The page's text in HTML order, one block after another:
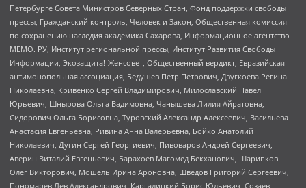
Петербурге Совета Министров Северных Стран, Фонд поддержки свободы
прессы, Гражданский контроль, Человек и Закон, Общественная комиссия
по сохранению наследия академика Сахарова, Информационное агентство
МЕМО. РУ, Институт региональной прессы, Институт Развития Свободы
Информации, Экозащита!-Женсовет, Общественный вердикт, Евразийская
антимонопольная ассоциация, Бедушев Петр Петрович, Дзугкоева Регина
Николаевна, Кривенко Сергей Владимирович, Милославский Павел
Юрьевич, Шнырова Ольга Вадимовна, Чанышева Лилия Айратовна,
Сидорович Ольга Борисовна, Туровский Александр Алексеевич, Васильева
Анастасия Евгеньевна, Ривина Анна Валерьевна, Бойко Анатолий
Николаевич, Дугин Сергей Георгиевич, Пивоваров Андрей Сергеевич,
Аверин Виталий Евгеньевич, Барахоев Магомед Бекханович, Шарипков
Олег Викторович, Мошель Ирина Ароновна, Шведов Григорий Сергеевич,
Пономарев Лев Александрович, Каргалицкий Борис Юльевич, Созаев